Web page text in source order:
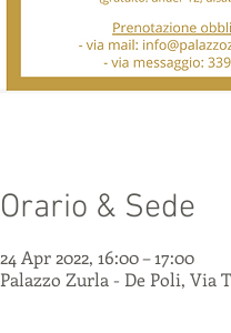
Orario & Sede
24 Apr 2022, 16:00 – 17:00
Palazzo Zurla - De Poli, Via